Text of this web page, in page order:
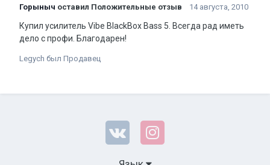
Горыныч оставил Положительные отзыв 14 августа, 2010
Купил усилитель Vibe BlackBox Bass 5. Всегда рад иметь
дело с профи. Благодарен!
Legych был Продавец